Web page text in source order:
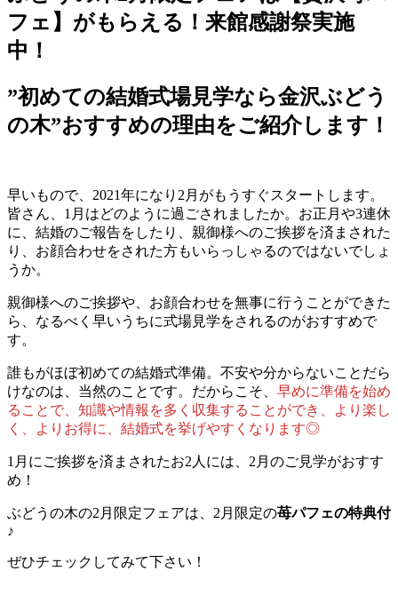
フェ】がもらえる！来館感謝祭実施
中！
”初めての結婚式場見学なら金沢ぶどう
の木”おすすめの理由をご紹介します！
早いもので、2021年になり2月がもうすぐスタートします。
皆さん、1月はどのように過ごされましたか。お正月や3連休
に、結婚のご報告をしたり、親御様へのご挨拶を済まされた
り、お顔合わせをされた方もいらっしゃるのではないでしょ
うか。
親御様へのご挨拶や、お顔合わせを無事に行うことができた
ら、なるべく早いうちに式場見学をされるのがおすすめで
す。
誰もがほぼ初めての結婚式準備。不安や分からないことだら
けなのは、当然のことです。だからこそ、 早めに準備を始め
ることで、知識や情報を多く収集することができ、より楽し
く、よりお得に、結婚式を挙げやすくなります◎
1月にご挨拶を済まされたお2人には、2月のご見学がおすす
め！
ぶどうの木の2月限定フェアは、2月限定の苺パフェの特典付
♪
ぜひチェックしてみて下さい！